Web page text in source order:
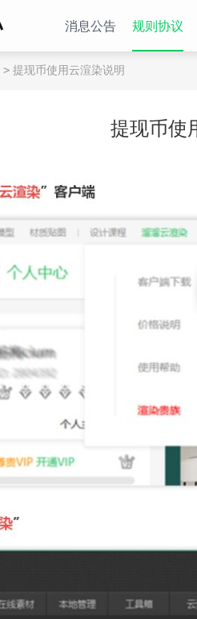
消息公告 规则协议
> 提现币使用云渲染说明
提现币使